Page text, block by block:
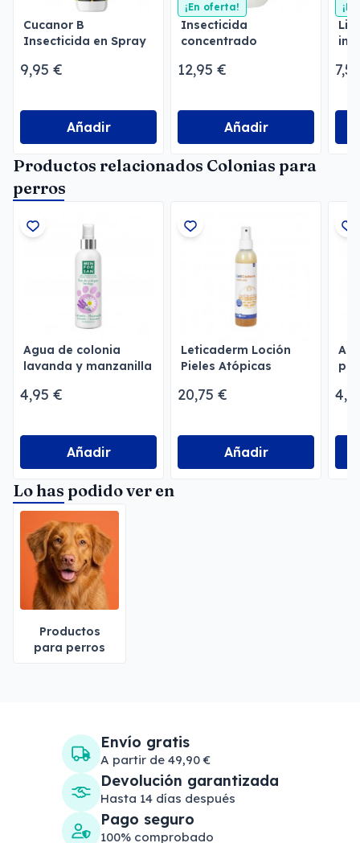
Cucanor B
Insecticida en Spray
9,95 €
Añadir
¡En oferta!
Insecticida
concentrado
Menforsan
12,95 €
Añadir
Productos relacionados Colonias para
perros
Agua de colonia
lavanda y manzanilla
4,95 €
Añadir
Leticaderm Loción
Pieles Atópicas
20,75 €
Añadir
Lo has podido ver en
Productos
para perros
Envío gratis
A partir de 49,90 €
Devolución garantizada
Hasta 14 días después
Pago seguro
100% comprobado